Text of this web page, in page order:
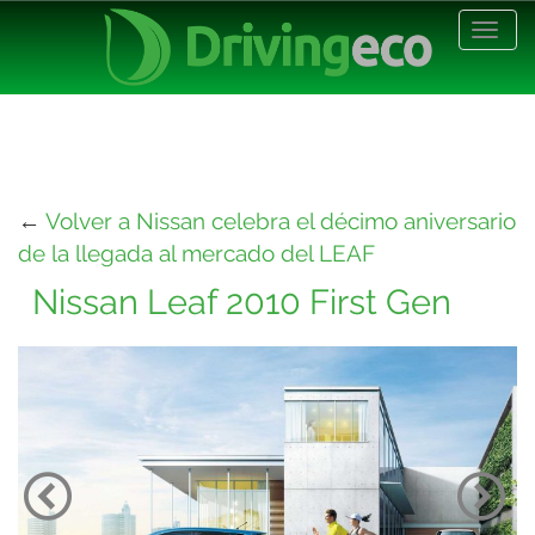
← Volver a Nissan celebra el décimo aniversario
de la llegada al mercado del LEAF
Nissan Leaf 2010 First Gen